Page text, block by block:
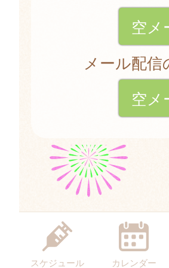
空メ
メール配
空メ
スケジュール カレンダー